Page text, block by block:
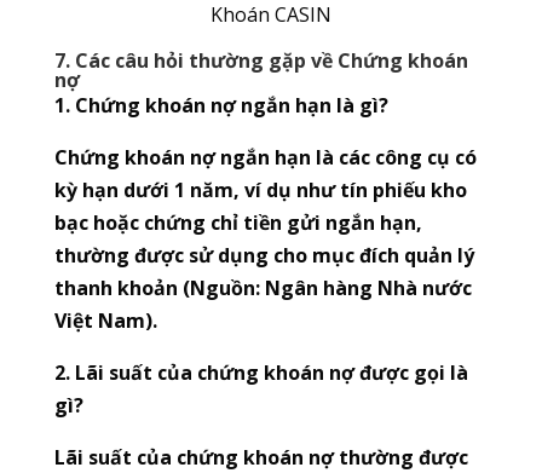
Khoán CASIN
7. Các câu hỏi thường gặp về Chứng khoán
nợ
1. Chứng khoán nợ ngắn hạn là gì?
Chứng khoán nợ ngắn hạn là các công cụ có
kỳ hạn dưới 1 năm, ví dụ như tín phiếu kho
bạc hoặc chứng chỉ tiền gửi ngắn hạn,
thường được sử dụng cho mục đích quản lý
thanh khoản (Nguồn: Ngân hàng Nhà nước
Việt Nam).
2. Lãi suất của chứng khoán nợ được gọi là
gì?
Lãi suất của chứng khoán nợ thường được